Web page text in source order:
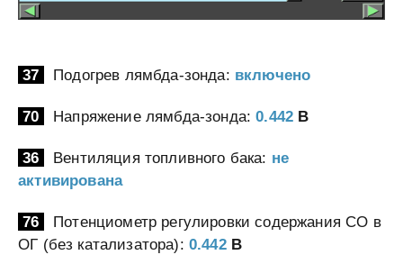
37 Подогрев лямбда-зонда: включено
70 Напряжение лямбда-зонда:0.442 В
36 Вентиляция топливного бака: не
активирована
76
Потенциометр регулировки содержания CO в
ОГ (без катализатора): 0.442В